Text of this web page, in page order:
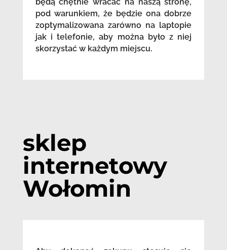
pod warunkiem, że będzie ona dobrze
zoptymalizowana zarówno na laptopie
jak i telefonie, aby można było z niej
skorzystać w każdym miejscu.
sklep
internetowy
Wołomin